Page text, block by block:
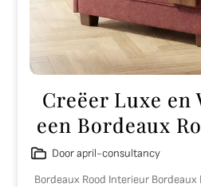
Creëer Luxe en
een Bordeaux
Door april-consultancy
Bordeaux Rood Interieur